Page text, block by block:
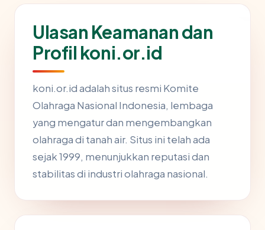
Ulasan Keamanan dan
Profil koni.or.id
koni.or.id adalah situs resmi Komite
Olahraga Nasional Indonesia, lembaga
yang mengatur dan mengembangkan
olahraga di tanah air. Situs ini telah ada
sejak 1999, menunjukkan reputasi dan
stabilitas di industri olahraga nasional.